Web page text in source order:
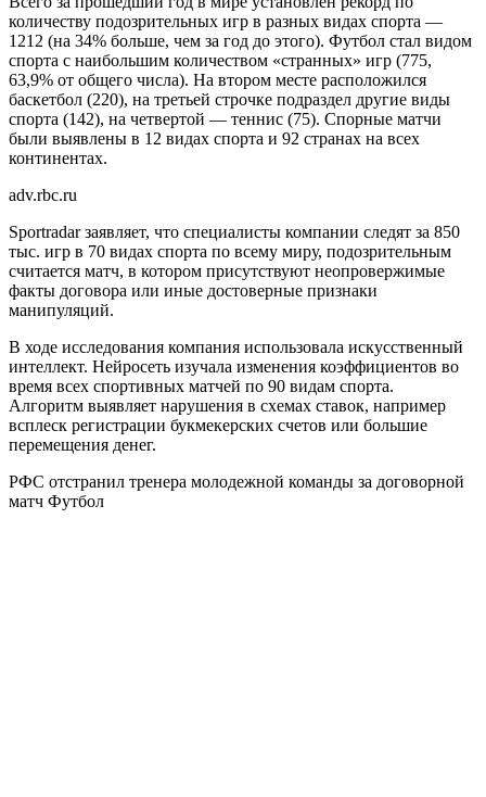
количеству подозрительных игр в разных видах спорта —
1212 (на 34% больше, чем за год до этого). Футбол стал видом
спорта с наибольшим количеством «странных» игр (775,
63,9% от общего числа). На втором месте расположился
баскетбол (220), на третьей строчке подраздел другие виды
спорта (142), на четвертой — теннис (75). Спорные матчи
были выявлены в 12 видах спорта и 92 странах на всех
континентах.
adv.rbc.ru
Sportradar заявляет, что специалисты компании следят за 850
тыс. игр в 70 видах спорта по всему миру, подозрительным
считается матч, в котором присутствуют неопровержимые
факты договора или иные достоверные признаки
манипуляций.
В ходе исследования компания использовала искусственный
интеллект. Нейросеть изучала изменения коэффициентов во
время всех спортивных матчей по 90 видам спорта.
Алгоритм выявляет нарушения в схемах ставок, например
всплеск регистрации букмекерских счетов или большие
перемещения денег.
РФС отстранил тренера молодежной команды за договорной
матч Футбол